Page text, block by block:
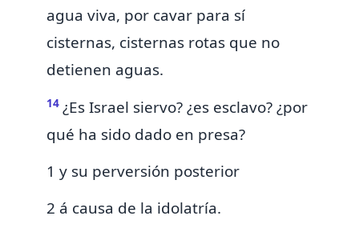
agua viva, por cavar para sí
cisternas, cisternas rotas que no
detienen aguas.
14 ¿Es Israel siervo? ¿es esclavo? ¿por
qué ha sido dado en presa?
1 y su perversión posterior
2 á causa de la idolatría.